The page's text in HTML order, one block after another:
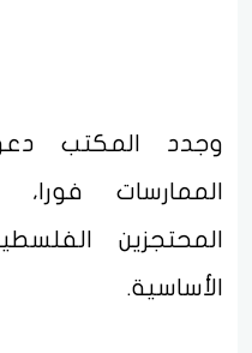
وجدد المكتب
الممارسات
المحتجزين
الأساسية.